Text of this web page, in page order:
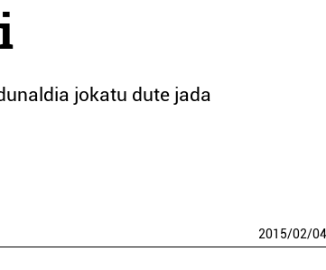
jokatu dute jada
2015/02/04